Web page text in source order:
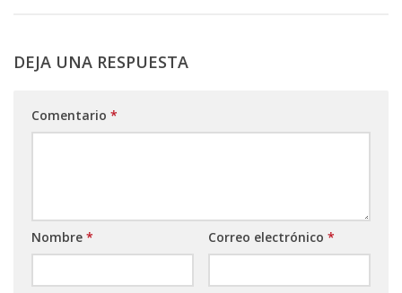
DEJA UNA RESPUESTA
Comentario *
Nombre * Correo electrónico *